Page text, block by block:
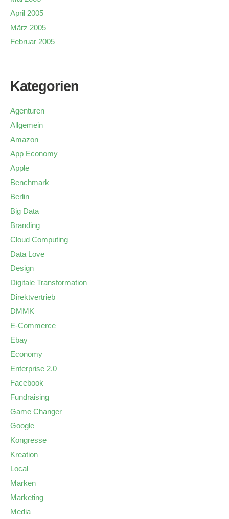
April 2005
März 2005
Februar 2005
Kategorien
Agenturen
Allgemein
Amazon
App Economy
Apple
Benchmark
Berlin
Big Data
Branding
Cloud Computing
Data Love
Design
Digitale Transformation
Direktvertrieb
DMMK
E-Commerce
Ebay
Economy
Enterprise 2.0
Facebook
Fundraising
Game Changer
Google
Kongresse
Kreation
Local
Marken
Marketing
Media